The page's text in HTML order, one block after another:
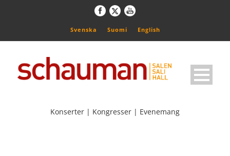
Svenska Suomi English
Konserter | Kongresser | Evenemang